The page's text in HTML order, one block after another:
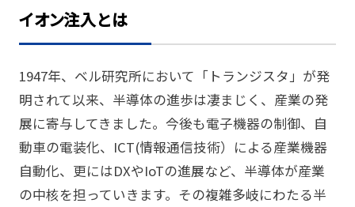
イオン注入とは
1947年、ベル研究所において「トランジスタ」が発
明されて以来、半導体の進歩は凄まじく、産業の発
展に寄与してきました。今後も電子機器の制御、自
動車の電装化、ICT(情報通信技術）による産業機器
自動化、更にはDXやIoTの進展など、半導体が産業
の中核を担っていきます。その複雑多岐にわたる半